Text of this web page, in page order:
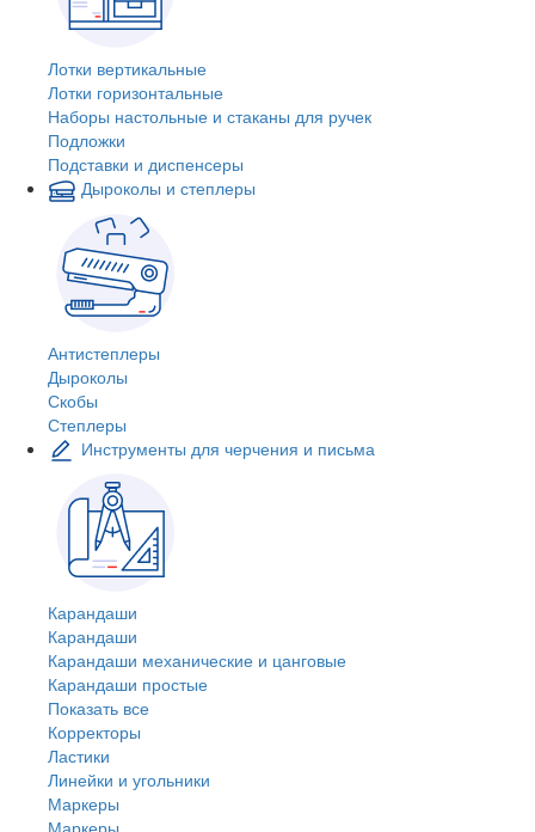
Лотки вертикальные
Лотки горизонтальные
Наборы настольные и стаканы для ручек
Подложки
Подставки и диспенсеры
Дыроколы и степлеры
Антистеплеры
Дыроколы
Скобы
Степлеры
Инструменты для черчения и письма
Карандаши
Карандаши
Карандаши механические и цанговые
Карандаши простые
Показать все
Корректоры
Ластики
Линейки и угольники
Маркеры
Маркеры